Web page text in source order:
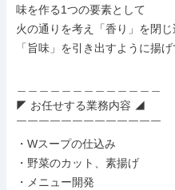
味を作る1つの要素として
火の通りを考え「香り」を閉じ
「旨味」を引き出すように揚げ
◤ お任せする業務内容 ◢
￣￣￣￣￣￣￣￣￣￣￣￣￣
・Wスープの仕込み
・野菜のカット、素揚げ
・メニュー開発